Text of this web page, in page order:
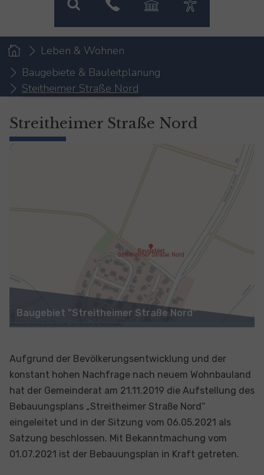
You are here:Leben & Wohnen
Baugebiete & Bauleitplanung
Steitheimer Straße Nord
Streitheimer Straße Nord
Baugebiet "Streitheimer Straße Nord"
Aufgrund der Bevölkerungsentwicklung und der
konstant hohen Nachfrage nach neuem Wohnbauland
hat der Gemeinderat am 21.11.2019 die Aufstellung des
Bebauungsplans „Streitheimer Straße Nord“
eingeleitet und in der Sitzung vom 06.05.2021 als
Satzung beschlossen. Mit Bekanntmachung vom
01.07.2021 ist der Bebauungsplan in Kraft getreten.